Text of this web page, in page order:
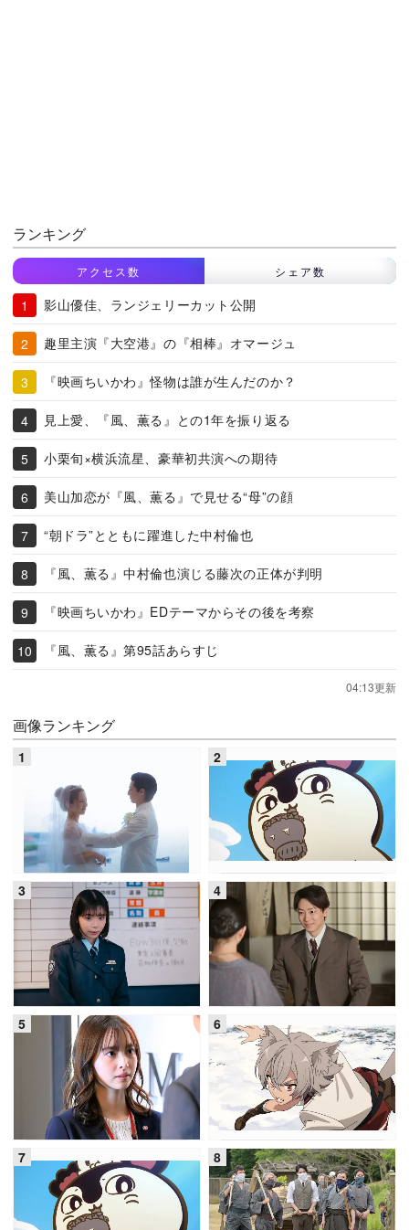
ランキング
アクセス数 シェア数
影山優佳、ランジェリーカット公開
趣里主演『大空港』の『相棒』オマージュ
『映画ちいかわ』怪物は誰が生んだのか？
見上愛、『風、薫る』との1年を振り返る
小栗旬×横浜流星、豪華初共演への期待
美山加恋が『風、薫る』で見せる“母”の顔
“朝ドラ”とともに躍進した中村倫也
『風、薫る』中村倫也演じる藤次の正体が判明
『映画ちいかわ』EDテーマからその後を考察
『風、薫る』第95話あらすじ
04:13更新
画像ランキング